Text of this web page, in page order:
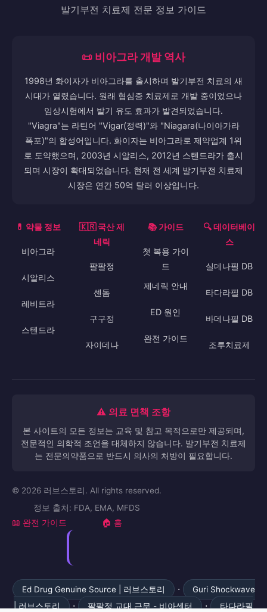
발기부전 치료제 전문 정보 가이드
📜 비아그라 개발 역사
1998년 화이자가 비아그라를 출시하며 발기부전 치료의 새
시대가 열렸습니다. 원래 협심증 치료제로 개발 중이었으나
임상시험에서 발기 유도 효과가 발견되었습니다.
"Viagra"는 라틴어 "Vigar(정력)"와 "Niagara(나이아가라
폭포)"의 합성어입니다. 화이자는 비아그라로 제약업계 1위
로 도약했으며, 2003년 시알리스, 2012년 스텐드라가 출시
되며 시장이 확대되었습니다. 현재 전 세계 발기부전 치료제
시장은 연간 50억 달러 이상입니다.
💊 약물 정보
비아그라
시알리스
레비트라
스텐드라
🇰🇷 국산 제
네릭
팔팔정
센돔
구구정
자이데나
📚 가이드
첫 복용 가이
드
제네릭 안내
ED 원인
완전 가이드
🔍 데이터베이
스
실데나필 DB
타다라필 DB
바데나필 DB
조루치료제
⚠️ 의료 면책 조항
본 사이트의 모든 정보는 교육 및 참고 목적으로만 제공되며,
전문적인 의학적 조언을 대체하지 않습니다. 발기부전 치료제
는 전문의약품으로 반드시 의사의 처방이 필요합니다.
© 2026 러브스토리. All rights reserved.
정보 출처: FDA, EMA, MFDS
📖 완전 가이드 🏠 홈
Ed Drug Genuine Source | 러브스토리 ·
Guri Shockwave
| 러브스토리
· 팔팔정 교대 근무 - 비아센터 · 타다라필